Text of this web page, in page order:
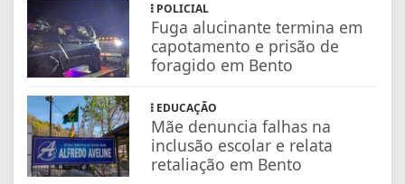
POLICIAL
Fuga alucinante termina em
capotamento e prisão de
foragido em Bento
EDUCAÇÃO
Mãe denuncia falhas na
inclusão escolar e relata
retaliação em Bento